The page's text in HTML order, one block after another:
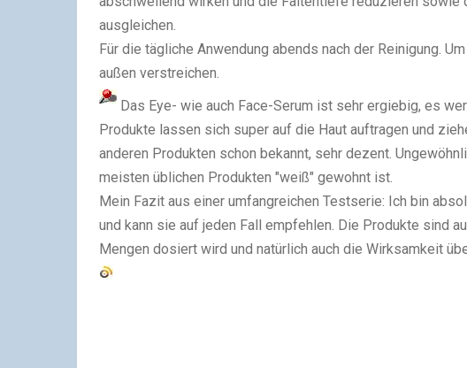
ausgleichen.
Für die tägliche Anwendung abends nach der Reinigung.
außen verstreichen.
Das Eye- wie auch Face-Serum ist sehr ergiebig, es
Produkte lassen sich super auf die Haut auftragen und
anderen Produkten schon bekannt, sehr dezent.
meisten üblichen Produkten "weiß" gewohnt ist.
Mein Fazit aus einer umfangreichen Testserie: Ich bin
und kann sie auf jeden Fall empfehlen. Die Produkte sind
Mengen dosiert wird und natürlich auch die Wirksamkeit